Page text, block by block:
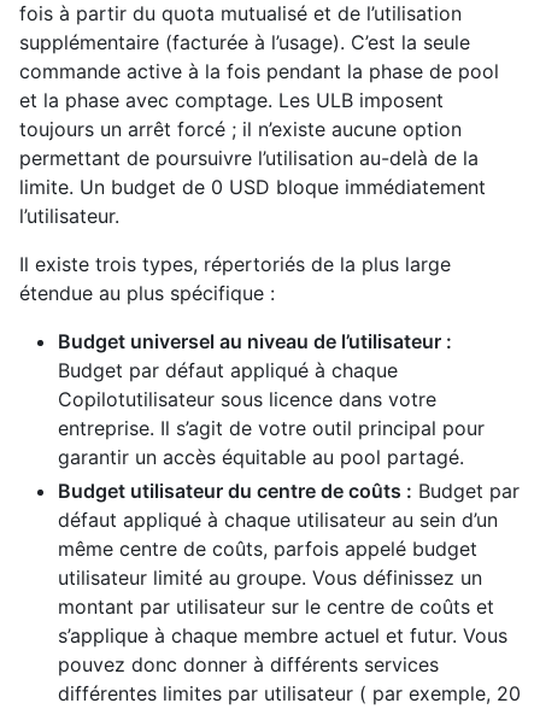
fois à partir du quota mutualisé et de l’utilisation
supplémentaire (facturée à l’usage). C’est la seule
commande active à la fois pendant la phase de pool
et la phase avec comptage. Les ULB imposent
toujours un arrêt forcé ; il n’existe aucune option
permettant de poursuivre l’utilisation au-delà de la
limite. Un budget de 0 USD bloque immédiatement
l’utilisateur.
Il existe trois types, répertoriés de la plus large
étendue au plus spécifique :
Budget universel au niveau de l’utilisateur :
Budget par défaut appliqué à chaque
Copilotutilisateur sous licence dans votre
entreprise. Il s’agit de votre outil principal pour
garantir un accès équitable au pool partagé.
Budget utilisateur du centre de coûts : Budget par
défaut appliqué à chaque utilisateur au sein d’un
même centre de coûts, parfois appelé budget
utilisateur limité au groupe. Vous définissez un
montant par utilisateur sur le centre de coûts et
s’applique à chaque membre actuel et futur. Vous
pouvez donc donner à différents services
différentes limites par utilisateur ( par exemple, 20